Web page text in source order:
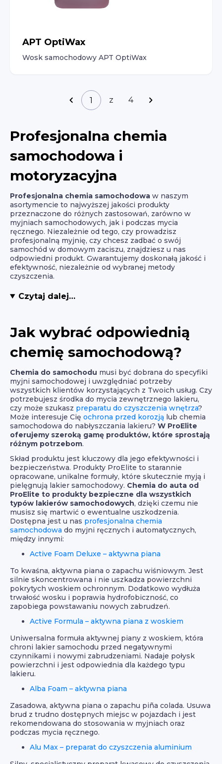
APT OptiWax
Wosk samochodowy APT OptiWax
z 4
Profesjonalna chemia
samochodowa i
motoryzacyjna
Profesjonalna chemia samochodowa w naszym
asortymencie to najwyższej jakości produkty
przeznaczone do różnych zastosowań, zarówno w
myjniach samochodowych, jak i podczas mycia
ręcznego. Niezależnie od tego, czy prowadzisz
profesjonalną myjnię, czy chcesz zadbać o swój
samochód w domowym zaciszu, znajdziesz u nas
odpowiedni produkt. Gwarantujemy doskonałą jakość i
efektywność, niezależnie od wybranej metody
czyszczenia.
Czytaj dalej…
Jak wybrać odpowiednią
chemię samochodową?
Chemia do samochodu musi być dobrana do specyfiki
myjni samochodowej i uwzględniać potrzeby
wszystkich klientów korzystających z Twoich usług. Czy
potrzebujesz środka do mycia zewnętrznego lakieru,
czy może szukasz preparatu do czyszczenia wnętrza?
Może interesuje Cię ochrona przed korozją lub chemia
samochodowa do nabłyszczania lakieru? W ProElite
oferujemy szeroką gamę produktów, które sprostają
różnym potrzebom.
Skład produktu jest kluczowy dla jego efektywności i
bezpieczeństwa. Produkty ProElite to starannie
opracowane, unikalne formuły, które skutecznie myją i
pielęgnują lakier samochodowy. Chemia do auta od
ProElite to produkty bezpieczne dla wszystkich
typów lakierów samochodowych, dzięki czemu nie
musisz się martwić o ewentualne uszkodzenia.
Dostępna jest u nas profesjonalna chemia
samochodowa do myjni ręcznych i automatycznych,
między innymi:
Active Foam Deluxe – aktywna piana
To kwaśna, aktywna piana o zapachu wiśniowym. Jest
silnie skoncentrowana i nie uszkadza powierzchni
pokrytych woskiem ochronnym. Dodatkowo wydłuża
trwałość wosku i poprawia hydrofobiczność, co
zapobiega powstawaniu nowych zabrudzeń.
Active Formula – aktywna piana z woskiem
Uniwersalna formuła aktywnej piany z woskiem, która
chroni lakier samochodu przed negatywnymi
czynnikami i nowymi zabrudzeniami. Nadaje połysk
powierzchni i jest odpowiednia dla każdego typu
lakieru.
Alba Foam – aktywna piana
Zasadowa, aktywna piana o zapachu piña colada. Usuwa
brud z trudno dostępnych miejsc w pojazdach i jest
rekomendowana do stosowania w myjniach oraz
podczas mycia ręcznego.
Alu Max – preparat do czyszczenia aluminium